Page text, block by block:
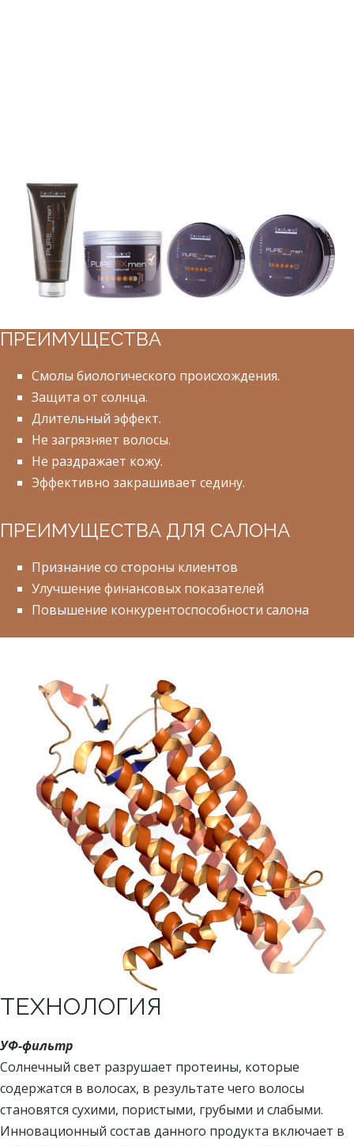
ПРЕИМУЩЕСТВА
Смолы биологического происхождения.
Защита от солнца.
Длительный эффект.
Не загрязняет волосы.
Не раздражает кожу.
Эффективно закрашивает седину.
ПРЕИМУЩЕСТВА ДЛЯ САЛОНА
Признание со стороны клиентов
Улучшение финансовых показателей
Повышение конкурентоспособности салона
ТЕХНОЛОГИЯ
УФ-фильтр
Солнечный свет разрушает протеины, которые
содержатся в волосах, в результате чего волосы
становятся сухими, пористыми, грубыми и слабыми.
Инновационный состав данного продукта включает в